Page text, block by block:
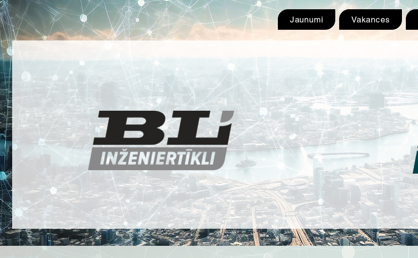
Jaunumi Vakances